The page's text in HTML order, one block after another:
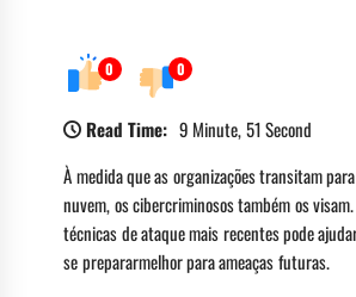
0 0
Read Time: 9 Minute, 51 Second
À medida que as organizações transitam
nuvem, os cibercriminosos também os
técnicas de ataque mais recentes pode
se prepararmelhor para ameaças futuras.